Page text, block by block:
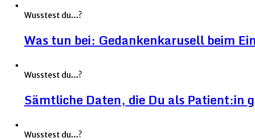
Wusstest du...?
Was tun bei: Gedankenkarusell beim
Wusstest du...?
Sämtliche Daten, die Du als Patient:in
Wusstest du...?